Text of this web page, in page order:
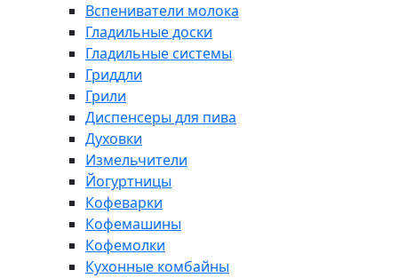
Вспениватели молока
Гладильные доски
Гладильные системы
Гриддли
Грили
Диспенсеры для пива
Духовки
Измельчители
Йогуртницы
Кофеварки
Кофемашины
Кофемолки
Кухонные комбайны